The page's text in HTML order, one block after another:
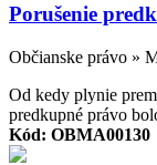
Porušenie
Občianske právo »
Od kedy plynie
predkupné právo
Kód: OBMA00130